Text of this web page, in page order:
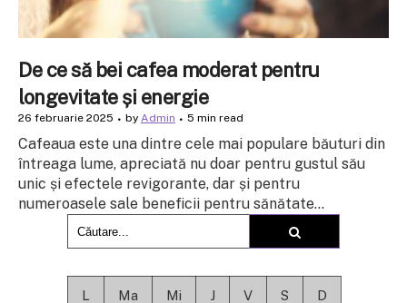
De ce să bei cafea moderat pentru
longevitate și energie
26 februarie 2025 by Admin 5 min read
Cafeaua este una dintre cele mai populare băuturi din
întreaga lume, apreciată nu doar pentru gustul său
unic și efectele revigorante, dar și pentru
numeroasele sale beneficii pentru sănătate...
L Ma Mi J V S D